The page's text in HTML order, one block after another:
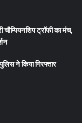
ट्रॉफी का मंच,
ने किया गिरफ्तार